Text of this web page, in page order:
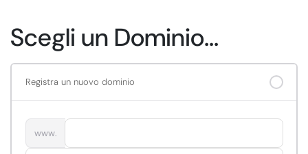
Scegli un Dominio...
Registra un nuovo dominio
www.